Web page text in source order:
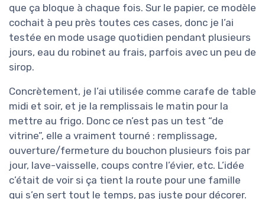
que ça bloque à chaque fois. Sur le papier, ce modèle
cochait à peu près toutes ces cases, donc je l’ai
testée en mode usage quotidien pendant plusieurs
jours, eau du robinet au frais, parfois avec un peu de
sirop.
Concrètement, je l’ai utilisée comme carafe de table
midi et soir, et je la remplissais le matin pour la
mettre au frigo. Donc ce n’est pas un test “de
vitrine”, elle a vraiment tourné : remplissage,
ouverture/fermeture du bouchon plusieurs fois par
jour, lave-vaisselle, coups contre l’évier, etc. L’idée
c’était de voir si ça tient la route pour une famille
qui s’en sert tout le temps, pas juste pour décorer.